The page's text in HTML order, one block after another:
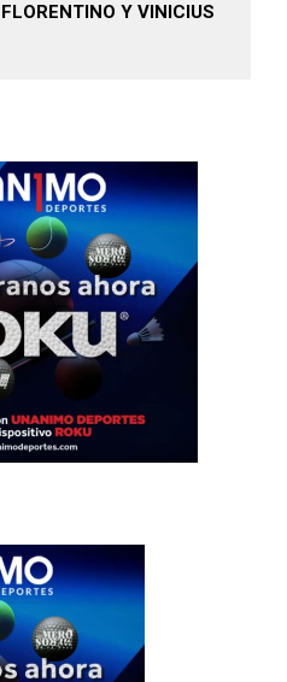
Y VINICIUS